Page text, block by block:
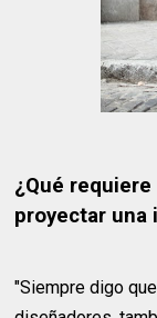
¿Qué
proyectar una
"Siempre digo